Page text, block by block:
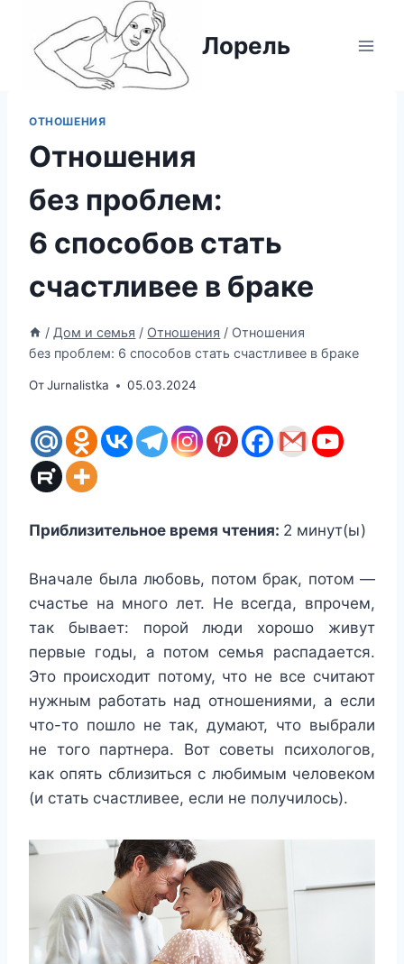
содержимому
Лорель
ОТНОШЕНИЯ
Отношения
без проблем:
6 способов стать
счастливее в браке
/ Дом и семья / Отношения / Отношения
без проблем: 6 способов стать счастливее в браке
ОтJurnalistka 05.03.2024
Приблизительное время чтения: 2 минут(ы)
Вначале была любовь, потом брак, потом —
счастье на много лет. Не всегда, впрочем,
так бывает: порой люди хорошо живут
первые годы, а потом семья распадается.
Это происходит потому, что не все считают
нужным работать над отношениями, а если
что-то пошло не так, думают, что выбрали
не того партнера. Вот советы психологов,
как опять сблизиться с любимым человеком
(и стать счастливее, если не получилось).